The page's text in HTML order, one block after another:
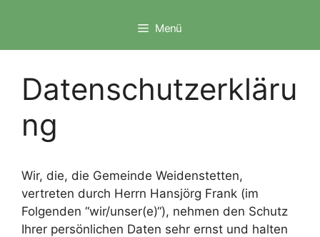
Menü
Datenschutzerkläru
ng
Wir, die, die Gemeinde Weidenstetten,
vertreten durch Herrn Hansjörg Frank (im
Folgenden “wir/unser(e)“), nehmen den Schutz
Ihrer persönlichen Daten sehr ernst und halten